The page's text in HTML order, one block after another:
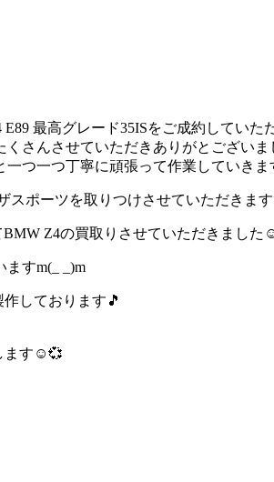
最高グレード35ISをご成約していた
さんさせていただきありがとございま
一つ一つ丁寧に頑張って作業していき
スポーツを取りつけさせていただきます
Z4の買取りさせていただきました
すm(_ _)m
しております🎵
ます☺️💞